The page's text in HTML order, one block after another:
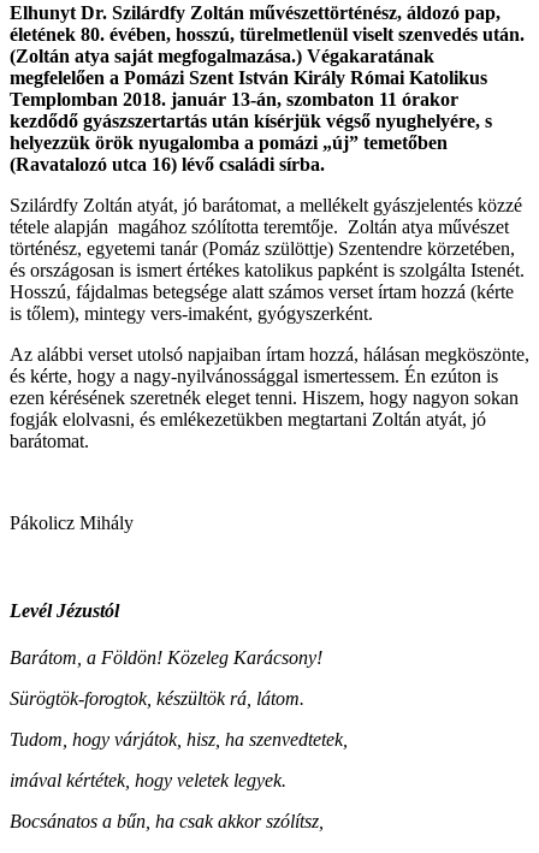
Elhunyt Dr. Szilárdfy Zoltán művészettörténész, áldozó pap,
életének 80. évében, hosszú, türelmetlenül viselt szenvedés után.
(Zoltán atya saját megfogalmazása.) Végakaratának
megfelelően a Pomázi Szent István Király Római Katolikus
Templomban 2018. január 13-án, szombaton 11 órakor
kezdődő gyászszertartás után kísérjük végső nyughelyére, s
helyezzük örök nyugalomba a pomázi „új” temetőben
(Ravatalozó utca 16) lévő családi sírba.
Szilárdfy Zoltán atyát, jó barátomat, a mellékelt gyászjelentés közzé
tétele alapján magához szólította teremtője. Zoltán atya művészet
történész, egyetemi tanár (Pomáz szülöttje) Szentendre körzetében,
és országosan is ismert értékes katolikus papként is szolgálta Istenét.
Hosszú, fájdalmas betegsége alatt számos verset írtam hozzá (kérte
is tőlem), mintegy vers-imaként, gyógyszerként.
Az alábbi verset utolsó napjaiban írtam hozzá, hálásan megköszönte,
és kérte, hogy a nagy-nyilvánossággal ismertessem. Én ezúton is
ezen kérésének szeretnék eleget tenni. Hiszem, hogy nagyon sokan
fogják elolvasni, és emlékezetükben megtartani Zoltán atyát, jó
barátomat.
Pákolicz Mihály
Levél Jézustól
Barátom, a Földön! Közeleg Karácsony!
Sürögtök-forogtok, készültök rá, látom.
Tudom, hogy várjátok, hisz, ha szenvedtetek,
imával kértétek, hogy veletek legyek.
Bocsánatos a bűn, ha csak akkor szólítsz,